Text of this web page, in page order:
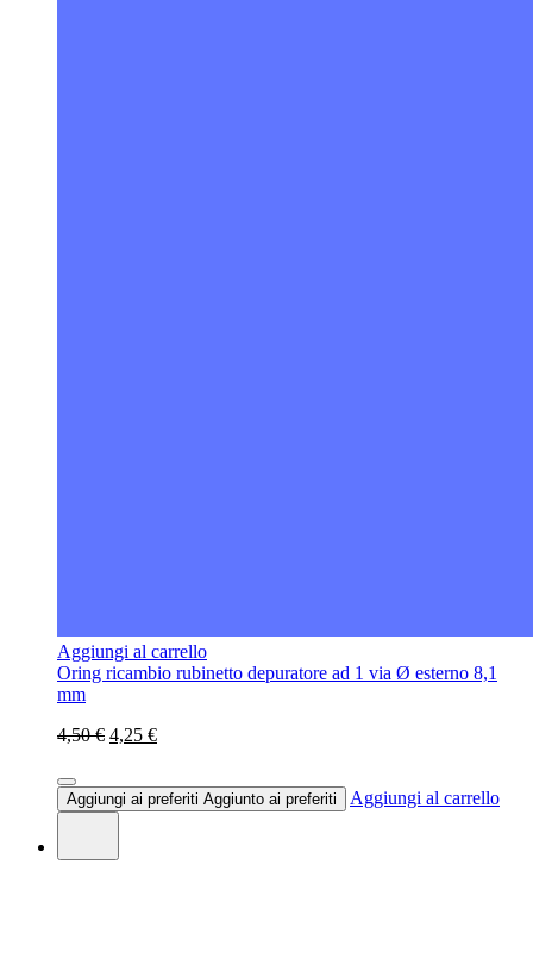
Aggiungi al carrello
Oring ricambio rubinetto depuratore ad 1 via Ø esterno 8,1
mm
4,50 € 4,25 €
Aggiungi ai preferiti Aggiunto ai preferiti Aggiungi al carrello